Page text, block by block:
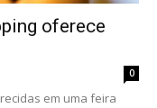
oferece
0
em uma feira